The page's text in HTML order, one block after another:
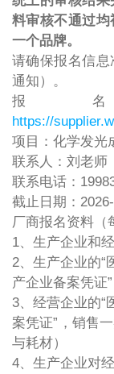
料审核不通过
一个品牌。
请确保报名信息
通知）。
报
https://
项目：化学发光
联系人：刘老师
联系电话：
截止日期：
厂商报名资料（
1、生产企业和
2、生产企业的“
产企业备案凭证
3、经营企业的“
案凭证”，销售
与耗材）
4、生产企业对